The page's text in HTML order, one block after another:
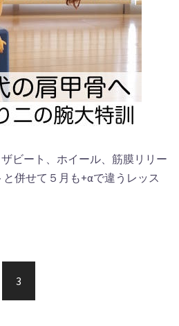
ビート、ホイール、筋膜リリー
併せて５月も+αで違うレッス
3